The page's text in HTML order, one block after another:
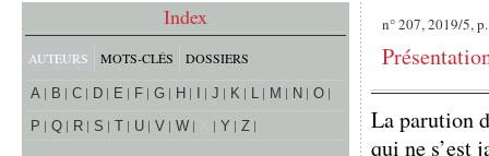
Index
AUTEURS MOTS-CLÉS DOSSIERS
A B C D E F G H J K L M N
O
P
Q R S T U V W Y Z
n° 207, 2019/5,
La parution
qui ne s’est